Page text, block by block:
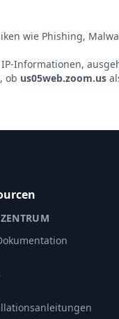
wie Phishing,
Informationen,
ob us05web.zoom.us